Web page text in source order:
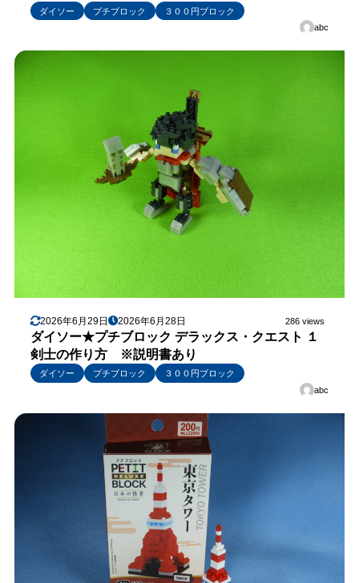
ダイソー プチブロック
３００円ブロック
abc
2026年6月29日 2026年6月28日 286 views
ダイソー★プチブロック デラックス・クエスト １
剣士の作り方 ※説明書あり
ダイソー プチブロック
３００円ブロック
abc